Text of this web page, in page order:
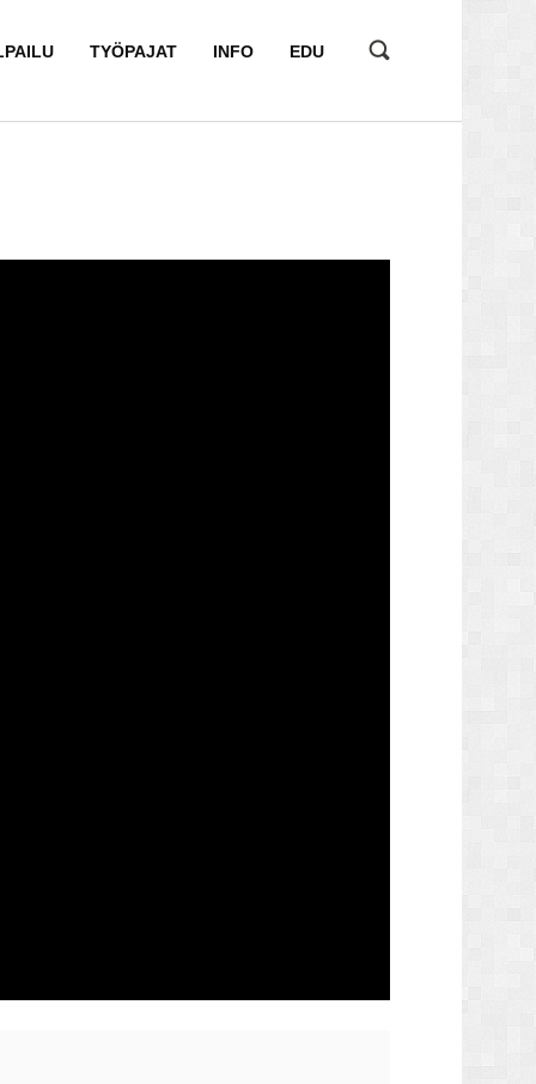
TYÖPAJAT INFO EDU